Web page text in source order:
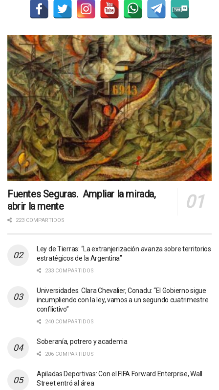
Fuentes Seguras. Ampliar la mirada,
abrir la mente
223 COMPARTIDOS
Ley de Tierras: “La extranjerización avanza sobre territorios
estratégicos de la Argentina”
233 COMPARTIDOS
Universidades. Clara Chevalier, Conadu: “El Gobierno sigue
incumpliendo con la ley, vamos a un segundo cuatrimestre
conflictivo”
240 COMPARTIDOS
Soberanía, potrero y academia
206 COMPARTIDOS
Apiladas Deportivas: Con el FIFA Forward Enterprise, Wall
Street entró al área